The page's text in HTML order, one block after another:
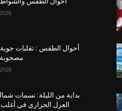
أحوال الطقس : تقلبات جوية
مصحوبة
بداية من الليلة: نسمات
العزل الحراري في أغلب